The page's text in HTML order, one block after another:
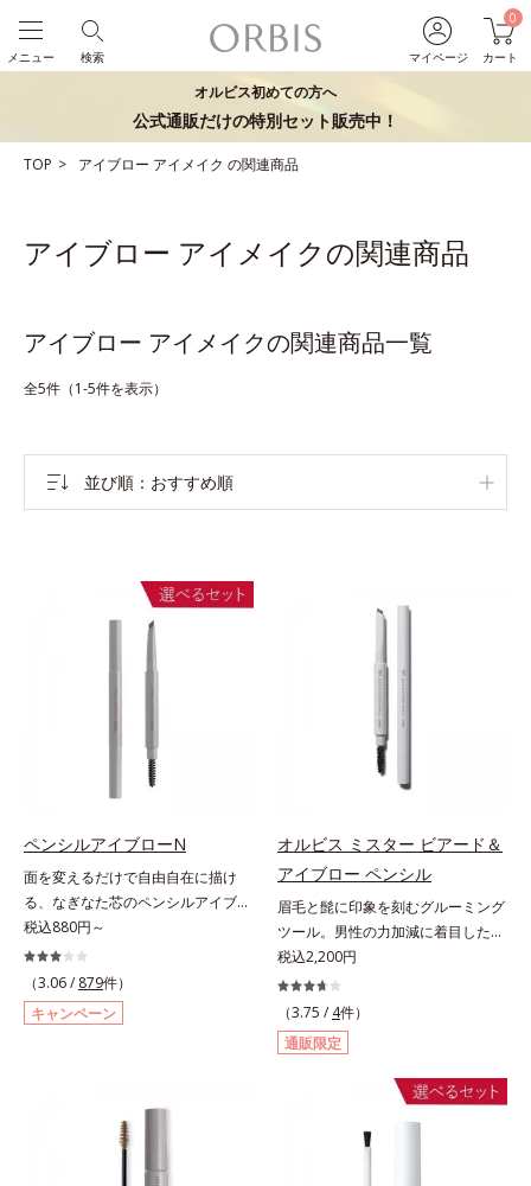
マイページ
0
カート
検索
メニュー
オルビス初めての方へ
公式通販だけの特別セット販売中！
TOP アイブロー アイメイク の関連商品
アイブロー アイメイクの関連商品
アイブロー アイメイクの関連商品一覧
全5件（1-5件を表示）
並び順 おすすめ順
ペンシルアイブローN
面を変えるだけで自由自在に描け
る、なぎなた芯のペンシルアイブロ
ー。角度を変えるだけで自由自在に
描けるペンシルアイブローです。な
ぎなた芯だから、接地面を変えるだ
けで太い線から細い線まで、テクニ
ックいらずで簡単に。スムースライ
ので、毛流れを整えたり、色をなじ
ませたり、ラインをぼかしたりと大
活躍。これ1本で完成度の高い、ふ
税込880円～
（3.06 / 879件）
キャンペーン
オルビス ミスター ビアード＆
アイブロー ペンシル
眉毛と髭に印象を刻むグルーミング
ツール。男性の力加減に着目した絶
妙な柔らかさと肌なじみ・密着感を
計算したフィックスブレード処方
と、テクニック不要で太い部分も細
い部分も自由自在に描き足せるマル
チブレード処方を採用。眉毛を描き
慣れていない男性でも簡単に理想の
眉毛を描くことができます。なりた
い印象や髪色に合わせて選べる2色
展開。ブレイブグレー：きりっとし
税込2,200円
（3.75 / 4件）
通販限定